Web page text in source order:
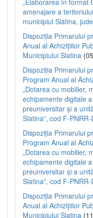
amenajare a
municipiul Slatina,
Dispoziția Primarului
Anual al Achizițiilor
Municipiului Slatina
Dispoziția Primarului
Program Anual al
„Dotarea cu mobilier,
echipamente digitale
preuniversitar și a
Slatina”, cod F-
Dispoziția Primarului
Program Anual al
„Dotarea cu mobilier,
echipamente digitale
preuniversitar și a
Slatina”, cod F-
Dispoziția Primarului
Anual al Achizițiilor
Municipiului Slatina